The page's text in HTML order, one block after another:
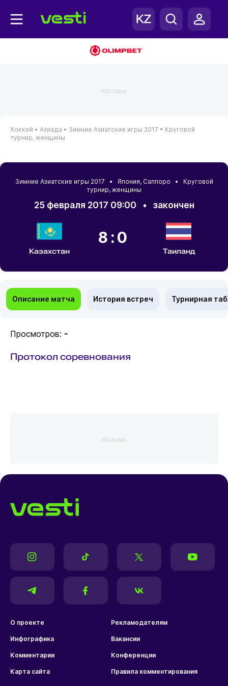
РЕКЛАМА
Хоккей • Азиада • Зимние Азиатские игры 2017 • Круговой
турнир, женщины
Зимние Азиатские игры 2017 • Япония, Саппоро • Круговой
турнир, женщины
25 февраля 2017 09:00 • закончен
Казахстан
8:0
Таиланд
Описание матча История встреч Турнирная
Просмотров: -
Протокол соревнования
РЕКЛАМА
О проекте Рекламодателям
Инфографика Вакансии
Комментарии Конференции
Карта сайта Правила комментирования